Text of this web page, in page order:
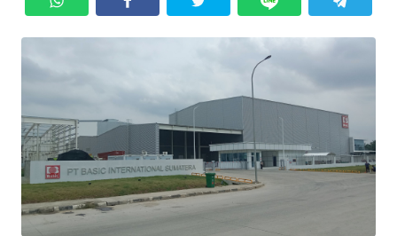
TOKOH
Informasi
INDEKS
BERITA
KONTAK
KAMI
INFO